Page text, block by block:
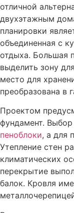
отличной
двухэтажным
планировки
объединенная с
отдыха. Большая
выделить зону
место для
преобразована в
Проектом
фундамент.
пеноблоки, а для
Утепление стен
климатических
перекрытие
балок. Кровля